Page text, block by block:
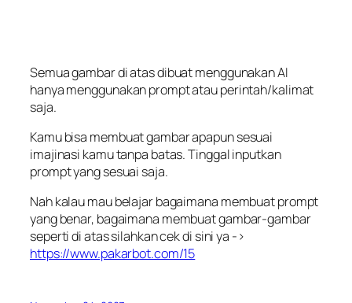
Semua gambar di atas dibuat menggunakan AI
hanya menggunakan prompt atau perintah/kalimat
saja.
Kamu bisa membuat gambar apapun sesuai
imajinasi kamu tanpa batas. Tinggal inputkan
prompt yang sesuai saja.
Nah kalau mau belajar bagaimana membuat prompt
yang benar, bagaimana membuat gambar-gambar
seperti di atas silahkan cek di sini ya ->
https://www.pakarbot.com/15